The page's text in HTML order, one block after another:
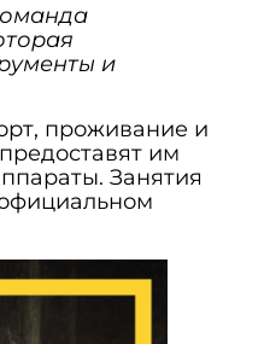
и
проживание и
им
Занятия